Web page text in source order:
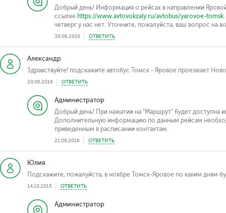
Добрый день! Информация о рейсах в направлении
ссылке https://www.avtovokzaly.ru/avtobus/yarovoe-tomsk
четверг у нас нет. Уточните, пожалуйста, ваш вопрос на
30.06.2016 ОТВЕТИТЬ
Александр
Здравствуйте! подскажите автобус Томск - Яровое проезжает
20.06.2016 ОТВЕТИТЬ
Администратор
Добрый день! При нажатии на "Маршрут" будет доступна
Дополнительную информацию по данным рейсам
приведенным в расписании контактам.
21.06.2016 ОТВЕТИТЬ
Юлия
Подскажите, пожалуйста, в ноябре Томск-Яровое по каким дням
14.10.2015 ОТВЕТИТЬ
Администратор